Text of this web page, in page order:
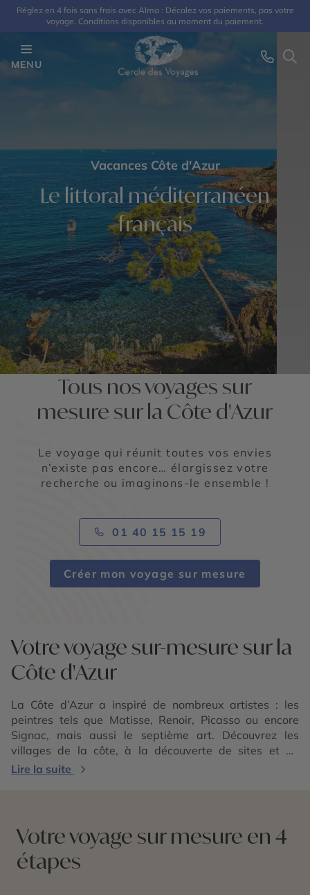
Réglez en 4 fois sans frais avec Alma : Décalez vos paiements, pas votre
voyage. Conditions disponibles au moment du paiement.
MENU
Vacances Côte d'Azur
Le littoral méditerranéen
français
Tous nos voyages sur
mesure sur la Côte d'Azur
Le voyage qui réunit toutes vos envies
n’existe pas encore… élargissez votre
recherche ou imaginons-le ensemble !
01 40 15 15 19
Créer mon voyage sur mesure
Votre voyage sur-mesure sur la
Côte d'Azur
La Côte d’Azur a inspiré de nombreux artistes : les
peintres tels que Matisse, Renoir, Picasso ou encore
Signac, mais aussi le septième art. Découvrez les
villages de la côte, à la découverte de sites et de
monuments mythiques qui ont été le lieu de tournages
de la ville peut également s’avérer être une expérience
unique à vivre. À la croisée de la mer et de la
montagne, la Côte d’Azur offre à ses visiteurs un large
choix d’activités pour des vacances en famille.
Lire la suite
Votre voyage sur mesure en 4
étapes